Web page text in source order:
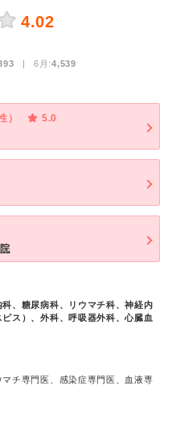
4.02
| 6月:4,539
）
5.0
、糖尿病科、リウマチ科、神経内
ス）、外科、呼吸器外科、心臓血
チ専門医、感染症専門医、血液専